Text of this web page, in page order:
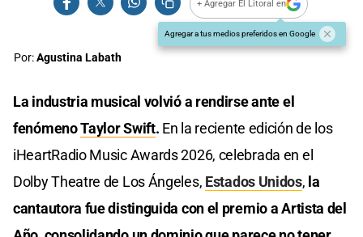
+ Agregar El Litoral en
Agregar a tus medios preferidos en Google
Por:Agustina Labath
La industria musical volvió a rendirse ante el
fenómenoTaylor Swift. En la reciente edición de los
iHeartRadio Music Awards 2026, celebrada en el
Dolby Theatre de Los Ángeles, Estados Unidos, la
cantautora fue distinguida con el premio a Artista del